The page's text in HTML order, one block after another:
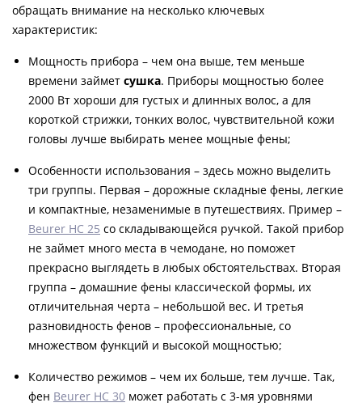
обращать внимание на несколько ключевых
характеристик:
Мощность прибора – чем она выше, тем меньше
времени займет сушка. Приборы мощностью более
2000 Вт хороши для густых и длинных волос, а для
короткой стрижки, тонких волос, чувствительной кожи
головы лучше выбирать менее мощные фены;
Особенности использования – здесь можно выделить
три группы. Первая – дорожные складные фены, легкие
и компактные, незаменимые в путешествиях. Пример –
Beurer HC 25 со складывающейся ручкой. Такой прибор
не займет много места в чемодане, но поможет
прекрасно выглядеть в любых обстоятельствах. Вторая
группа – домашние фены классической формы, их
отличительная черта – небольшой вес. И третья
разновидность фенов – профессиональные, со
множеством функций и высокой мощностью;
Количество режимов – чем их больше, тем лучше. Так,
фен Beurer HC 30 может работать с 3-мя уровнями